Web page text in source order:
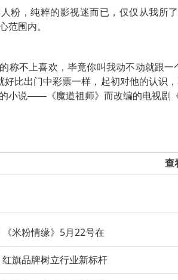
粉，纯粹的影视迷而已，仅仅从我所
范围内。
称不上喜欢，毕竟你叫我动不动就跟
好比出门中彩票一样，起初对他的认
小说——《魔道祖师》而改编的电视剧
查
米粉情缘》5月22号在
旗品牌树立行业新标杆